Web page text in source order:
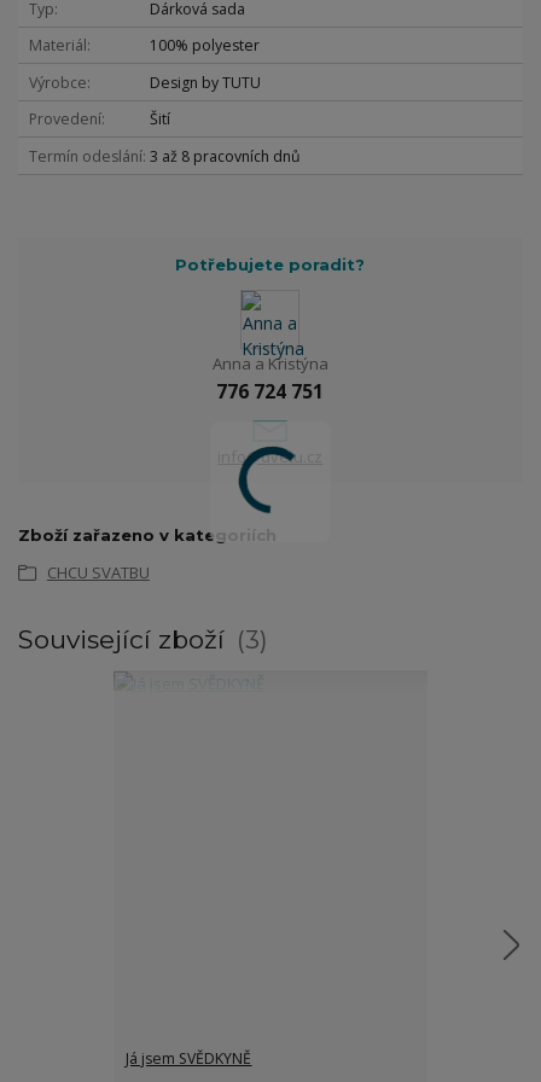
Typ
Dárková sada
Materiál
100% polyester
Výrobce
Design by TUTU
Provedení
Šití
Termín odeslání 3 až 8 pracovních dnů
Potřebujete poradit?
Anna a Kristýna
776 724 751
info@dvetu.cz
Zboží zařazeno v kategoriích
CHCU SVATBU
Související zboží 3
Já jsem SVĚDKYNĚ